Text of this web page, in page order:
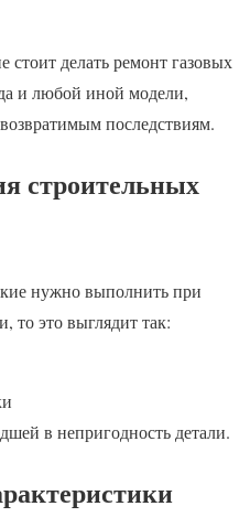
стоит делать ремонт газовых
и любой иной модели,
последствиям.
строительных
нужно выполнить при
то это выглядит так:
в непригодность детали.